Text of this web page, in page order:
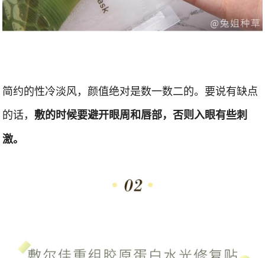
简约的性冷淡风，颜值绝对是数一数二的。要说有缺点
的话，敷的时候要避开眼周和唇部，否则入眼有些刺
激。